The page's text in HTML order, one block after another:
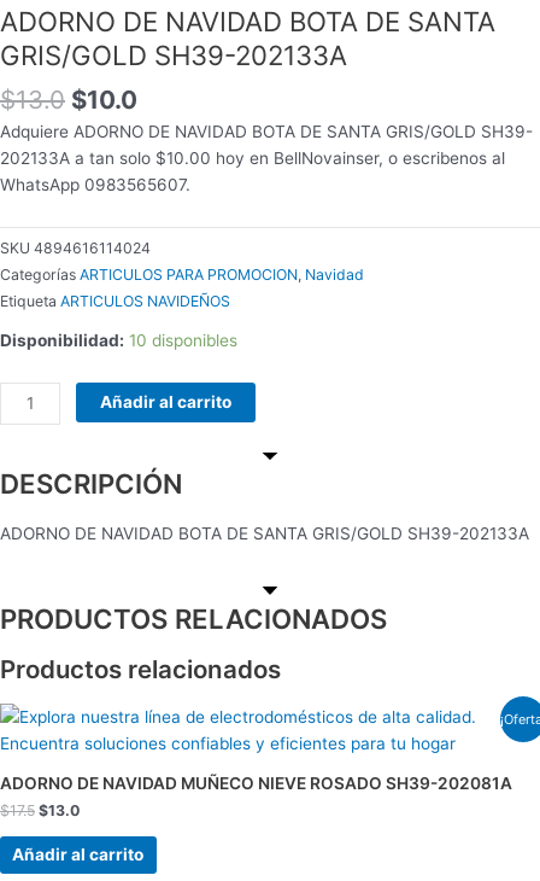
ADORNO DE NAVIDAD BOTA DE SANTA
GRIS/GOLD SH39-202133A
$13.0 $10.0
Adquiere ADORNO DE NAVIDAD BOTA DE SANTA GRIS/GOLD SH39-
202133A a tan solo $10.00 hoy en BellNovainser, o escribenos al
WhatsApp 0983565607.
SKU 4894616114024
Categorías ARTICULOS PARA PROMOCION, Navidad
Etiqueta ARTICULOS NAVIDEÑOS
Disponibilidad: 10 disponibles
Añadir al carrito
DESCRIPCIÓN
ADORNO DE NAVIDAD BOTA DE SANTA GRIS/GOLD SH39-202133A
PRODUCTOS RELACIONADOS
Productos relacionados
ADORNO DE NAVIDAD MUÑECO NIEVE ROSADO SH39-202081A
$17.5
El
precio
original
$17.5.
$13.0
El
precio
actual
$13.0.
Añadir al carrito